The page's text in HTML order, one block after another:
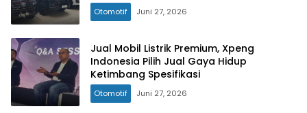
Otomotif Juni 27, 2026
Jual Mobil Listrik Premium, Xpeng
Indonesia Pilih Jual Gaya Hidup
Ketimbang Spesifikasi
Otomotif Juni 27, 2026